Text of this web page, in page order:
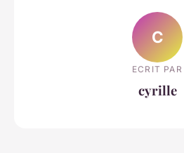
C
ECRIT PAR
cyrille